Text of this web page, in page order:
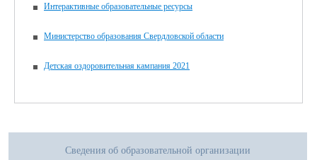
Интерактивные образовательные ресурсы
Министерство образования Свердловской области
Детская оздоровительная кампания 2021
Сведения об образовательной организации